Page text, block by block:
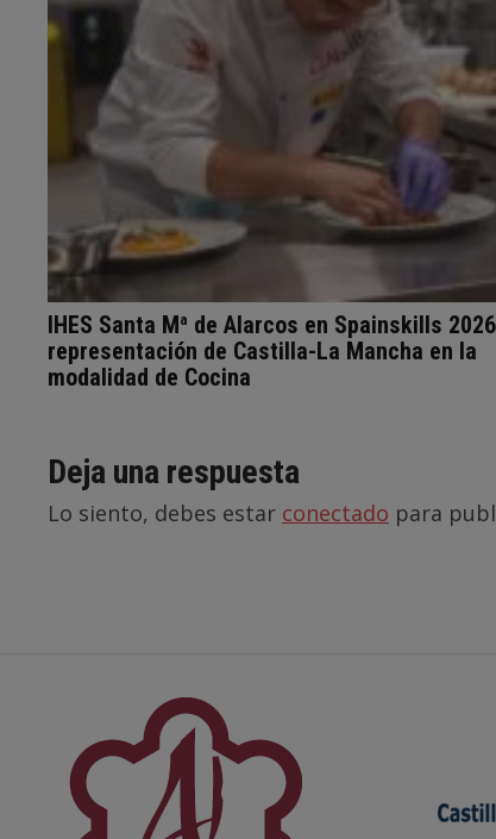
IHES Santa Mª de Alarcos en Spainskills
representación de Castilla-La Mancha en la
modalidad de Cocina
Deja una respuesta
Lo siento, debes estar conectado para